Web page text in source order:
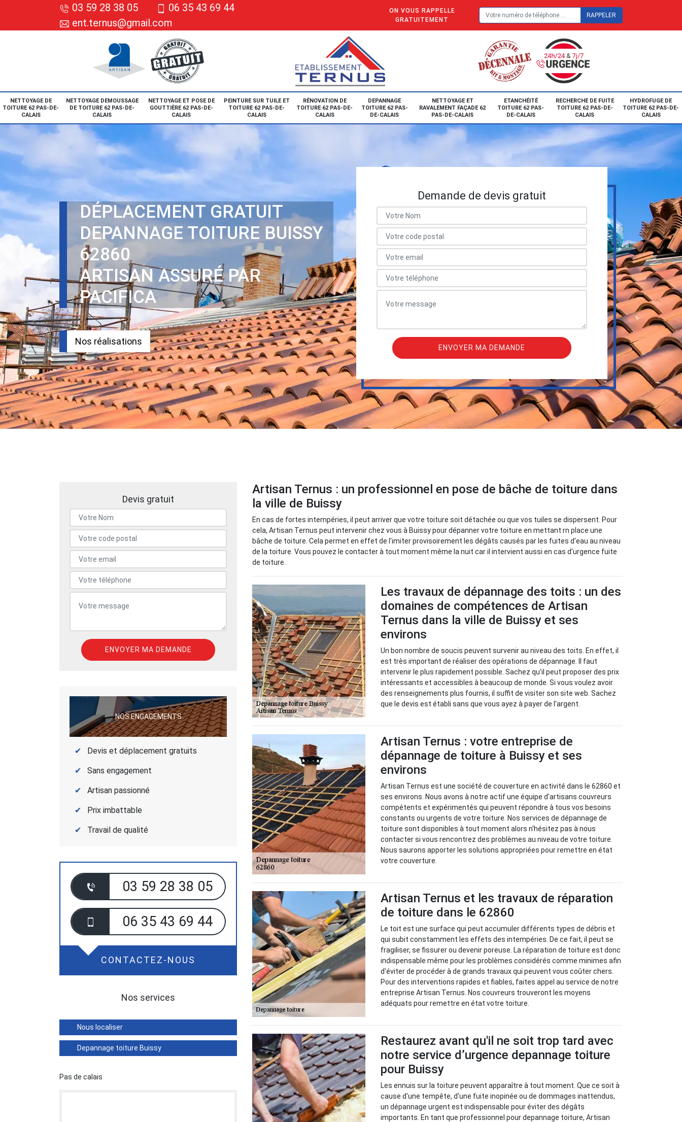
03 59 28 38 05
06 35 43 69 44
ent.ternus@gmail.com
ON VOUS RAPPELLE
GRATUITEMENT
NETTOYAGE DE
TOITURE 62 PAS-DE-
CALAIS
NETTOYAGE DEMOUSSAGE
DE TOITURE 62 PAS-DE-
CALAIS
NETTOYAGE ET POSE DE
GOUTTIÈRE 62 PAS-DE-
CALAIS
PEINTURE SUR TUILE ET
TOITURE 62 PAS-DE-
CALAIS
RÉNOVATION DE
TOITURE 62 PAS-DE-
CALAIS
DEPANNAGE
TOITURE 62 PAS-
DE-CALAIS
NETTOYAGE ET
RAVALEMENT FAÇADE 62
PAS-DE-CALAIS
ETANCHÉITÉ
TOITURE 62 PAS-
DE-CALAIS
RECHERCHE DE FUITE
TOITURE 62 PAS-DE-
CALAIS
HYDROFUGE DE
TOITURE 62 PAS-DE-
CALAIS
DÉPLACEMENT GRATUIT
DEPANNAGE TOITURE BUISSY
62860
ARTISAN ASSURÉ PAR
PACIFICA
Nos réalisations
Demande de devis gratuit
Devis gratuit
NOS ENGAGEMENTS
Devis et déplacement gratuits
Sans engagement
Artisan passionné
Prix imbattable
Travail de qualité
03 59 28 38 05
06 35 43 69 44
CONTACTEZ-NOUS
Nos services
Nous localiser
Depannage toiture Buissy
Pas de calais
Artisan Ternus : un professionnel en pose de bâche de toiture dans
la ville de Buissy
En cas de fortes intempéries, il peut arriver que votre toiture soit détachée ou que vos tuiles se dispersent. Pour
cela, Artisan Ternus peut intervenir chez vous à Buissy pour dépanner votre toiture en mettant rn place une
bâche de toiture. Cela permet en effet de l'imiter provisoirement les dégâts causés par les fuites d'eau au niveau
de la toiture. Vous pouvez le contacter à tout moment même la nuit car il intervient aussi en cas d'urgence fuite
de toiture.
Les travaux de dépannage des toits : un des
domaines de compétences de Artisan
Ternus dans la ville de Buissy et ses
environs
Un bon nombre de soucis peuvent survenir au niveau des toits. En effet, il
est très important de réaliser des opérations de dépannage. Il faut
intervenir le plus rapidement possible. Sachez qu'il peut proposer des prix
intéressants et accessibles à beaucoup de monde. Si vous voulez avoir
des renseignements plus fournis, il suffit de visiter son site web. Sachez
que le devis est établi sans que vous ayez à payer de l'argent.
Artisan Ternus : votre entreprise de
dépannage de toiture à Buissy et ses
environs
Artisan Ternus est une société de couverture en activité dans le 62860 et
ses environs. Nous avons à notre actif une équipe d'artisans couvreurs
compétents et expérimentés qui peuvent répondre à tous vos besoins
constants ou urgents de votre toiture. Nos services de dépannage de
toiture sont disponibles à tout moment alors n'hésitez pas à nous
contacter si vous rencontrez des problèmes au niveau de votre toiture.
Nous saurons apporter les solutions appropriées pour remettre en état
votre couverture.
Artisan Ternus et les travaux de réparation
de toiture dans le 62860
Le toit est une surface qui peut accumuler différents types de débris et
qui subit constamment les effets des intempéries. De ce fait, il peut se
fragiliser, se fissurer ou devenir poreuse. La réparation de toiture est donc
indispensable même pour les problèmes considérés comme minimes afin
d'éviter de procéder à de grands travaux qui peuvent vous coûter chers.
Pour des interventions rapides et fiables, faites appel au service de notre
entreprise Artisan Ternus. Nos couvreurs trouveront les moyens
adéquats pour remettre en état votre toiture.
Restaurez avant qu'il ne soit trop tard avec
notre service d’urgence depannage toiture
pour Buissy
Les ennuis sur la toiture peuvent apparaître à tout moment. Que ce soit à
cause d'une tempête, d'une fuite inopinée ou de dommages inattendus,
un dépannage urgent est indispensable pour éviter des dégâts
importants. En tant que professionnel pour depannage toiture, Artisan